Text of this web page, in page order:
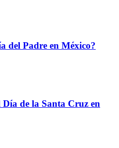
del Padre en México?
Día de la Santa Cruz en